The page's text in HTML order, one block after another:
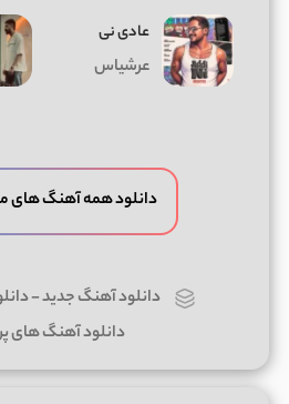
عادی نی
عرشیاس
دانلود همه آهنگ های
دانلود آهنگ جدید-
دانلود آهنگ های